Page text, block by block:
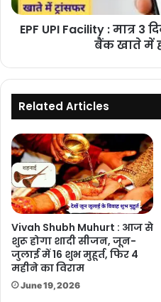
मिलेगा
PF
होगा
ट्रांसफर
EPF UPI Facility : मात्र
बैंक खाते में
Related Articles
Vivah Shubh Muhurt : आज से
शुरू होगा शादी सीजन, जून-
जुलाई में 16 शुभ मुहूर्त, फिर 4
महीने का विराम
June 19, 2026